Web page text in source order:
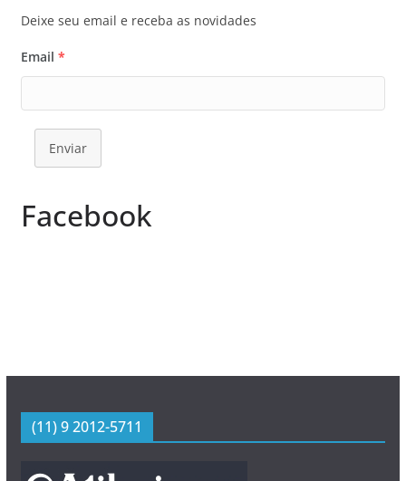
Deixe seu email e receba as novidades
Email *
Enviar
Facebook
(11) 9 2012-5711